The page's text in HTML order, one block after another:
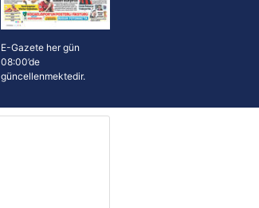
E-Gazete her gün
08:00’de
güncellenmektedir.